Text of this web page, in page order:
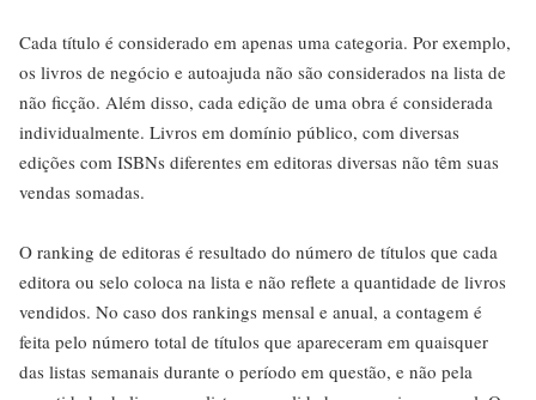
Cada título é considerado em apenas uma categoria. Por exemplo,
os livros de negócio e autoajuda não são considerados na lista de
não ficção. Além disso, cada edição de uma obra é considerada
individualmente. Livros em domínio público, com diversas
edições com ISBNs diferentes em editoras diversas não têm suas
vendas somadas.
O ranking de editoras é resultado do número de títulos que cada
editora ou selo coloca na lista e não reflete a quantidade de livros
vendidos. No caso dos rankings mensal e anual, a contagem é
feita pelo número total de títulos que apareceram em quaisquer
das listas semanais durante o período em questão, e não pela